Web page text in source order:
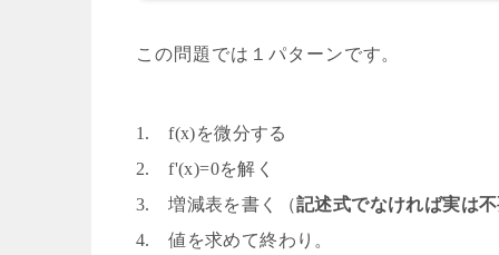
この問題では１パターンです。
1. f(x)を微分する
2. f'(x)=0を解く
3. 増減表を書く（記述式でなければ実は
4. 値を求めて終わり。